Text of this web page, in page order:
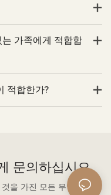
가족에게 적합합
적합한가?
문의하십시오
을 가진 모든 무역 계정